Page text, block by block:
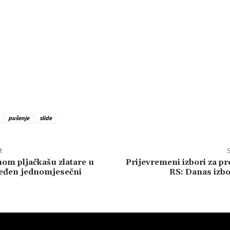
pušenje slide
pljačkašu zlatare u
jednomjesečni
Prijevremeni izbori za
RS: Danas